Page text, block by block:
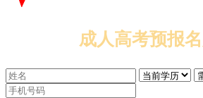
成人高考预报